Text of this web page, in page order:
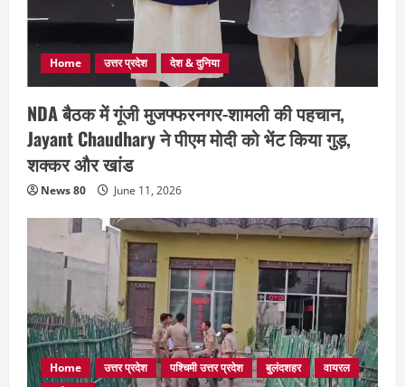
Home उत्तर प्रदेश देश & दुनिया
NDA बैठक में गूंजी मुजफ्फरनगर-शामली की पहचान,
Jayant Chaudhary ने पीएम मोदी को भेंट किया गुड़,
शक्कर और खांड
News 80 June 11, 2026
Home उत्तर प्रदेश पश्चिमी उत्तर प्रदेश बुलंदशहर
वायरल